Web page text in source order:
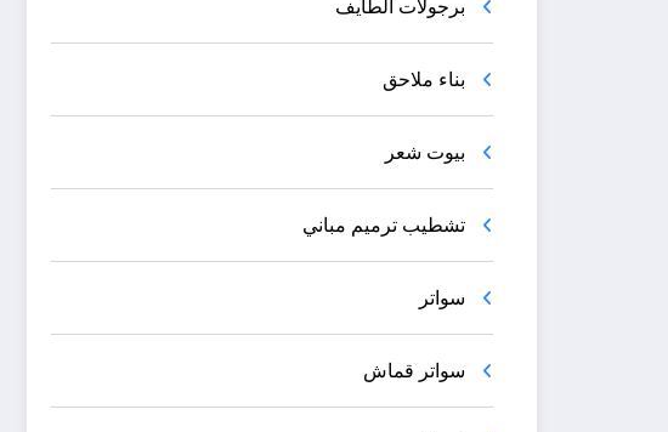
برجولات الطايف
بناء ملاحق
بيوت شعر
تشطيب ترميم مباني
سواتر
سواتر قماش